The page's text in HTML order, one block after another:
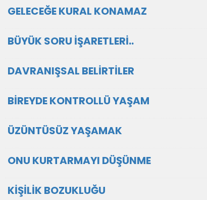
GELECEĞE KURAL KONAMAZ
BÜYÜK SORU İŞARETLERİ..
DAVRANIŞSAL BELİRTİLER
BİREYDE KONTROLLÜ YAŞAM
ÜZÜNTÜSÜZ YAŞAMAK
ONU KURTARMAYI DÜŞÜNME
KİŞİLİK BOZUKLUĞU